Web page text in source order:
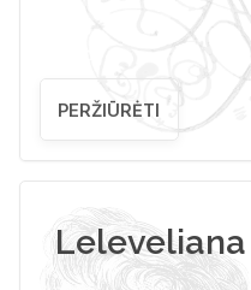
PERŽIŪRĖTI
Leleveliana